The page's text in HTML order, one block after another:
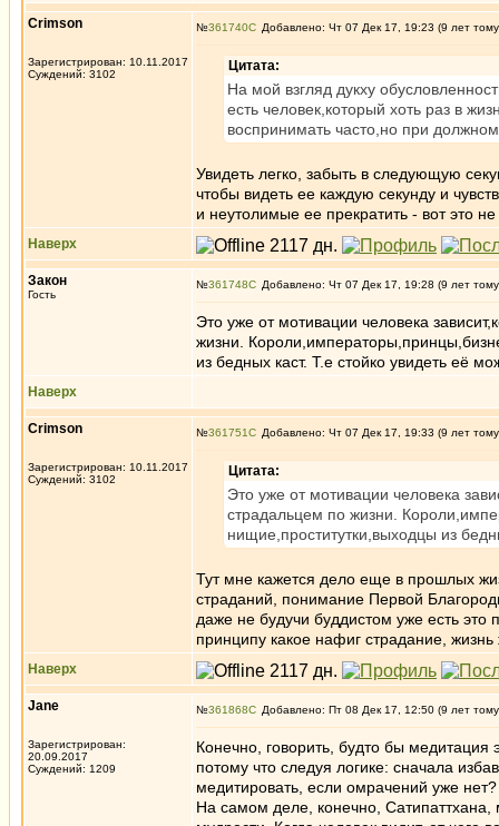
Crimson
Зарегистрирован: 10.11.2017
Суждений: 3102
№361740 Добавлено: Чт 07 Дек 17, 19:23 (9 лет
Цитата:
На мой взгляд дукху
есть человек,который хоть раз в
воспринимать часто,но при
Увидеть легко, забыть в следующую
чтобы видеть ее каждую секунду и
и неутолимые ее прекратить - вот это не
Наверх
Закон
Гость
№361748 Добавлено: Чт 07 Дек 17, 19:28 (9 лет
Это уже от мотивации человека
жизни.
из бедных каст. Т.е стойко увидеть её
Наверх
Crimson
Зарегистрирован: 10.11.2017
Суждений: 3102
№361751 Добавлено: Чт 07 Дек 17, 19:33 (9 лет
Цитата:
Это уже от мотивации человека
страдальцем по жизни.
нищие,проститутки,выходцы из
Тут мне кажется дело еще в прошлых
страданий, понимание Первой
даже не будучи буддистом уже есть это
принципу какое нафиг страдание,
Наверх
Jane
Зарегистрирован:
20.09.2017
Суждений: 1209
№361868 Добавлено: Пт 08 Дек 17, 12:50 (9 лет
Конечно, говорить, будто бы медитация
потому что следуя логике: сначала
медитировать, если омрачений уже
На самом деле, конечно, Сатипаттхана,